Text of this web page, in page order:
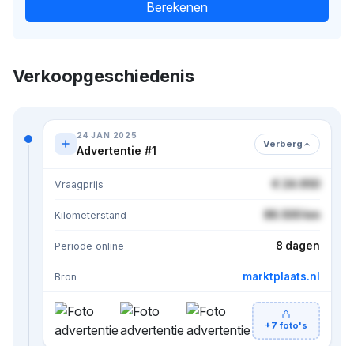
Berekenen
Verkoopgeschiedenis
24 JAN 2025
Advertentie #1 Verberg
Vraagprijs € 24.950
Kilometerstand 86.500 km
Periode online 8 dagen
Bron marktplaats.nl
+7 foto's